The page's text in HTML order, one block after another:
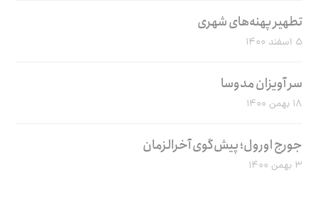
تطهیر پهنه‌های شهری
۵ اسفند ۱۴۰۰
سر آویزان مدوسا
۱۸ بهمن ۱۴۰۰
جورج اورول؛ پیش‌گوی آخرالزمان
۳ بهمن ۱۴۰۰